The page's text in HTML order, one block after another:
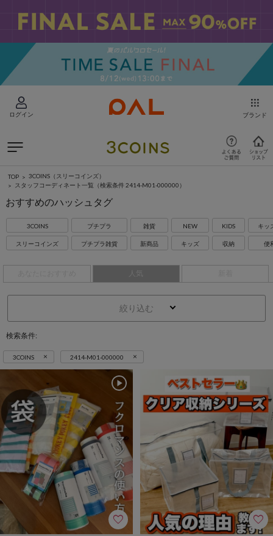
ログイン ブランド
TOP
3COINS（スリーコインズ）
スタッフコーディネート一覧 （検索条件 2414-M01-000000）
おすすめのハッシュタグ
3COINS
スリーコインズ
プチプラ
プチプラ雑貨
雑貨
新商品
NEW
キッズ
KIDS
収納
キッ
便
人気
絞り込む
検索条件:
3COINS × 2414-M01-000000 ×